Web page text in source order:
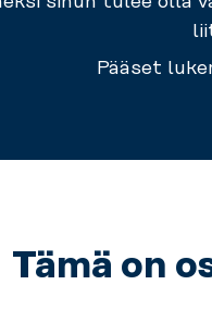
Pääset
Tämä on